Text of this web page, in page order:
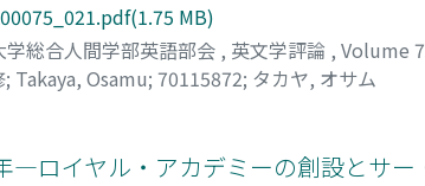
MB)
学総合人間学部英語部会 , 英文学評論 , Volume
; Takaya, Osamu; 70115872; タカヤ, オサム
―ロイヤル・アカデミーの創設とサー